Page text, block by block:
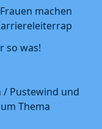
machen
so was!
/ Pustewind und
Thema